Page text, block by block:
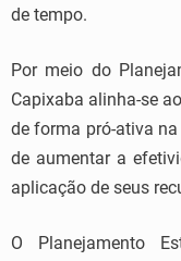
de tempo.
Por meio do
Capixaba alinha-se
de forma pró-ativa
de aumentar a
aplicação de seus
O Planejamento